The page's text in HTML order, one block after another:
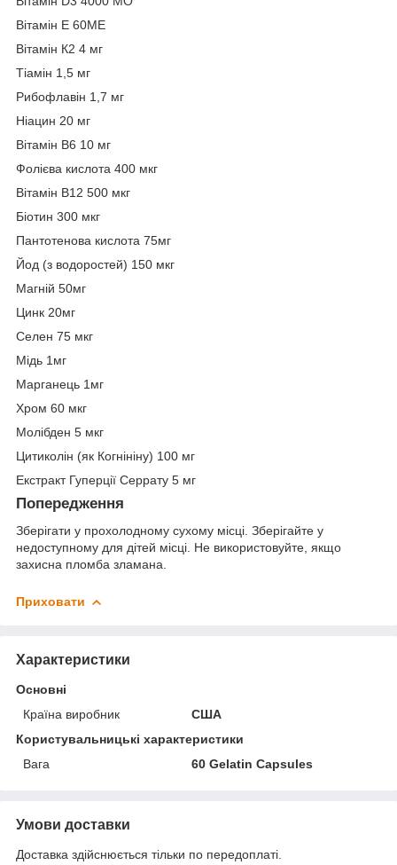
Вітамін Е 60МЕ
Вітамін К2 4 мг
Тіамін 1,5 мг
Рибофлавін 1,7 мг
Ніацин 20 мг
Вітамін B6 10 мг
Фолієва кислота 400 мкг
Вітамін В12 500 мкг
Біотин 300 мкг
Пантотенова кислота 75мг
Йод (з водоростей) 150 мкг
Магній 50мг
Цинк 20мг
Селен 75 мкг
Мідь 1мг
Марганець 1мг
Хром 60 мкг
Молібден 5 мкг
Цитиколін (як Когнініну) 100 мг
Екстракт Гуперції Серрату 5 мг
Попередження
Зберігати у прохолодному сухому місці. Зберігайте у
недоступному для дітей місці. Не використовуйте, якщо
захисна пломба зламана.
Приховати
Характеристики
Основні
Країна виробник
США
Користувальницькі характеристики
Вага
60 Gelatin Capsules
Умови доставки
Доставка здійснюється тільки по передоплаті.